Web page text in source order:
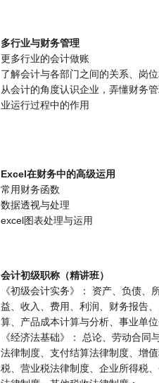
多行业与财务管理
更多行业的会计做账
了解会计与各部门之间的关系、岗
从会计的角度认识企业，弄懂财务
业运行过程中的作用
Excel在财务中的高级运用
常用财务函数
数据透视与处理
excel图表处理与运用
会计初级职称（精讲班）
《初级会计实务》： 资产、负债、
益、收入、费用、利润、财务报告
算、产品成本计算与分析、事业单
《经济法基础》： 总论、劳动合同
法律制度、支付结算法律制度、增
税、营业税法律制度、企业所得税